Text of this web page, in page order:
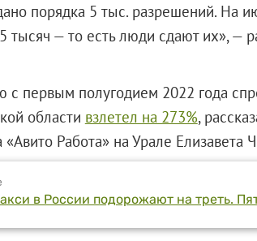
порядка 5 тыс. разрешений. На
тысяч — то есть люди сдают их», —
с первым полугодием 2022 года
области взлетел на 273%,
«Авито Работа» на Урале Елизавета
в России подорожают на треть.